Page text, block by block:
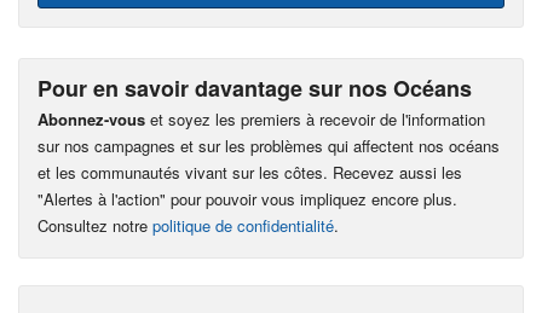
Pour en savoir davantage sur nos Océans
Abonnez-vous et soyez les premiers à recevoir de l'information
sur nos campagnes et sur les problèmes qui affectent nos océans
et les communautés vivant sur les côtes. Recevez aussi les
"Alertes à l'action" pour pouvoir vous impliquez encore plus.
Consultez notre politique de confidentialité.